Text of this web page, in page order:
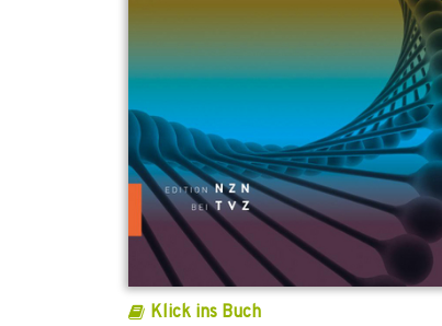
Klick ins Buch